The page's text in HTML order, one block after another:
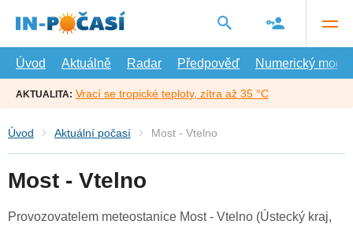
hlavní
Úvod
Aktuálně Radar Předpověď Numerický model
AKTUALITA: Vrací se tropické teploty, zítra až 35 °C
Úvod Aktuální počasí Most - Vtelno
Most - Vtelno
Provozovatelem meteostanice Most - Vtelno (Ústecký kraj,